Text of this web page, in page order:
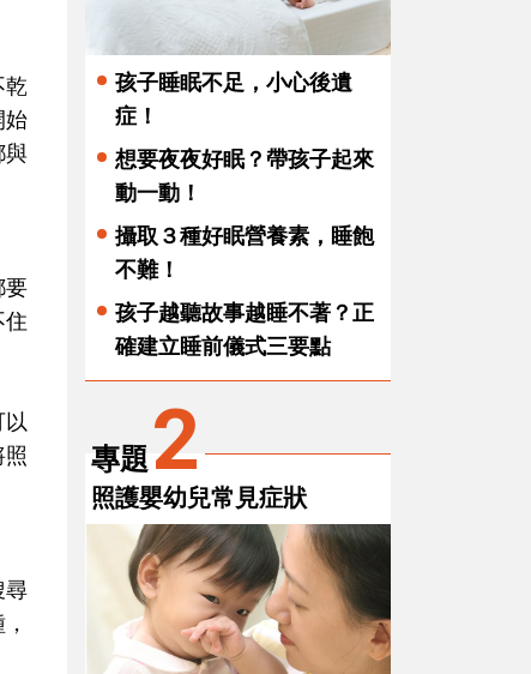
乾
始
與
要
尋
孩子睡眠不足，小心後遺
症！
想要夜夜好眠？帶孩子起來
動一動！
攝取３種好眠營養素，睡飽
不難！
孩子越聽故事越睡不著？正
確建立睡前儀式三要點
專題2
照護嬰幼兒常見症狀